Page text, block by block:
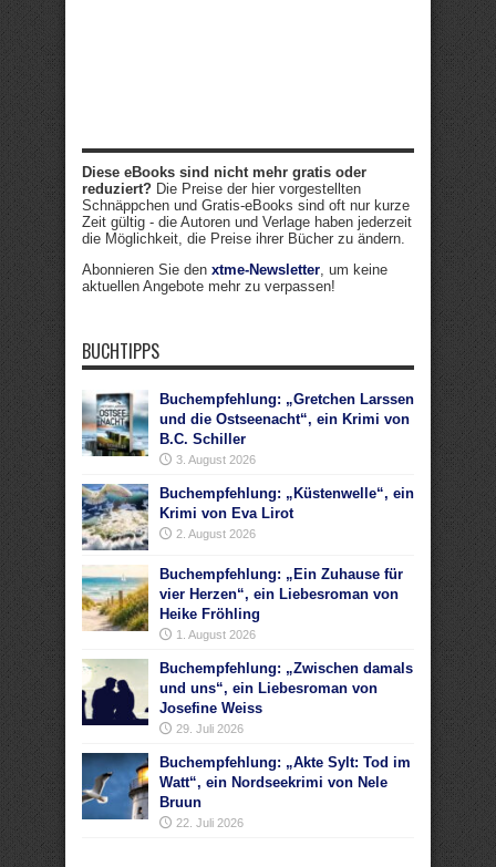
Diese eBooks sind nicht mehr gratis oder
reduziert? Die Preise der hier vorgestellten
Schnäppchen und Gratis-eBooks sind oft nur kurze
Zeit gültig - die Autoren und Verlage haben jederzeit
die Möglichkeit, die Preise ihrer Bücher zu ändern.
Abonnieren Sie den xtme-Newsletter, um keine
aktuellen Angebote mehr zu verpassen!
BUCHTIPPS
Buchempfehlung: „Gretchen Larssen
und die Ostseenacht“, ein Krimi von
B.C. Schiller
3. August 2026
Buchempfehlung: „Küstenwelle“, ein
Krimi von Eva Lirot
2. August 2026
Buchempfehlung: „Ein Zuhause für
vier Herzen“, ein Liebesroman von
Heike Fröhling
1. August 2026
Buchempfehlung: „Zwischen damals
und uns“, ein Liebesroman von
Josefine Weiss
29. Juli 2026
Buchempfehlung: „Akte Sylt: Tod im
Watt“, ein Nordseekrimi von Nele
Bruun
22. Juli 2026